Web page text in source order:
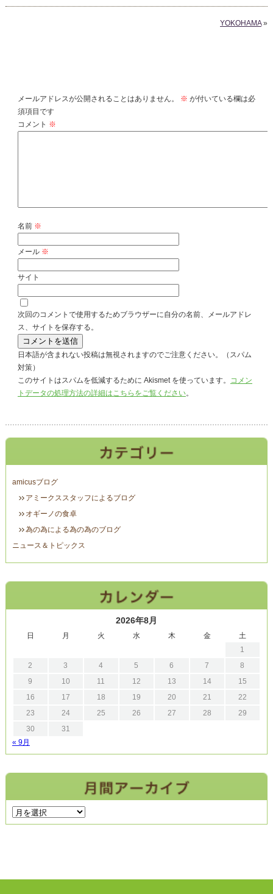
YOKOHAMA»
メールアドレスが公開されることはありません。 ※ が付いている欄は必
須項目です
コメント ※
名前 ※
メール ※
サイト
次回のコメントで使用するためブラウザーに自分の名前、メールアドレ
ス、サイトを保存する。
日本語が含まれない投稿は無視されますのでご注意ください。（スパム
対策）
このサイトはスパムを低減するために Akismet を使っています。 コメン
トデータの処理方法の詳細はこちらをご覧ください。
amicusブログ
アミークススタッフによるブログ
オギーノの食卓
為の為による為の為のブログ
ニュース＆トピックス
2026年8月
日 月 火 水 木 金
土
1
2
3 4 5 6 7
8
9
10 11 12 13 14
15
16
17 18 19 20 21
22
23
24 25 26 27 28
29
30
31
« 9月